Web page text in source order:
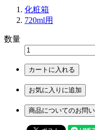
化粧箱
720ml用
数量
カートに入れる
お気に入りに追加
商品についてのお問